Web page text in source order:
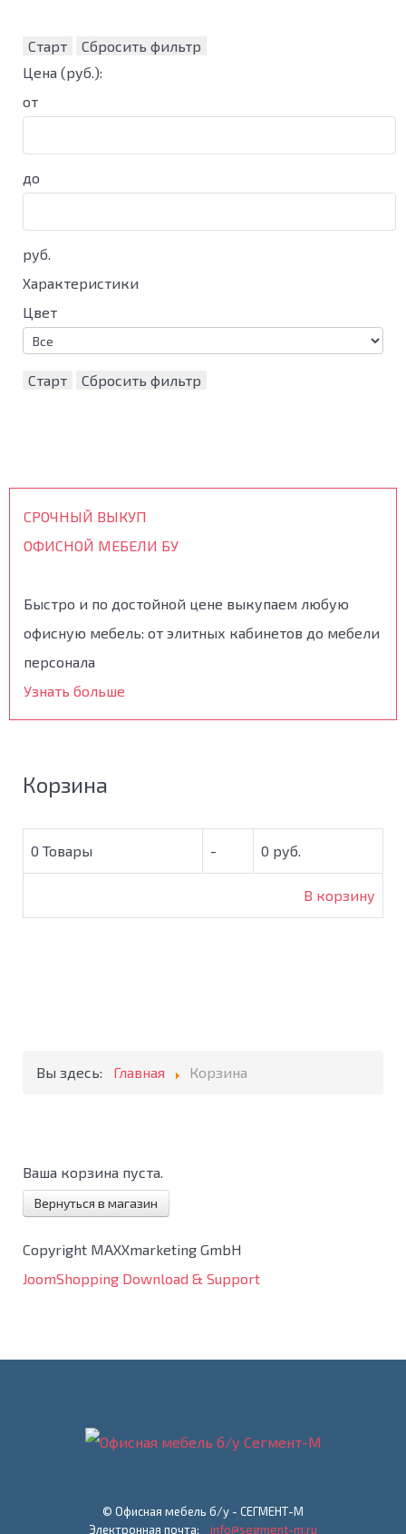
Старт
Сбросить фильтр
Цена (руб.):
от
до
руб.
Характеристики
Цвет
Старт Сбросить фильтр
СРОЧНЫЙ ВЫКУП
ОФИСНОЙ МЕБЕЛИ БУ
Быстро и по достойной цене выкупаем любую
офисную мебель: от элитных кабинетов до мебели
персонала
Узнать больше
Корзина
0 Товары - 0 руб.
В корзину
Вы здесь: Главная Корзина
Ваша корзина пуста.
Вернуться в магазин
Copyright MAXXmarketing GmbH
JoomShopping Download & Support
© Офисная мебель б/у - СЕГМЕНТ-М
Электронная почта: info@segment-m.ru